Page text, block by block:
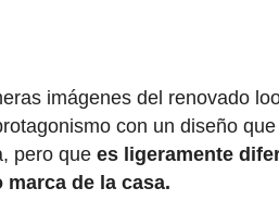
imágenes del renovado
con un diseño
pero quees ligeramente
marca de la casa.